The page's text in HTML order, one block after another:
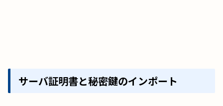
サーバ証明書と秘密鍵のインポート